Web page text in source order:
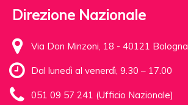
Direzione Nazionale
Via Don Minzoni, 18 - 40121 Bologna
Dal lunedì al venerdì, 9.30 – 17.00
051 09 57 241 (Ufficio Nazionale)